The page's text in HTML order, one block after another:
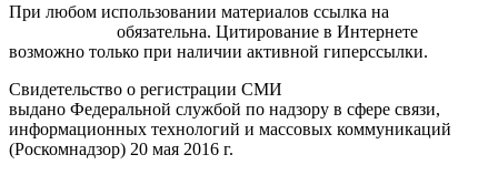
При любом использовании материалов ссылка на
обязательна. Цитирование в Интернете
возможно только при наличии активной гиперссылки.
Свидетельство о регистрации СМИ
выдано Федеральной службой по надзору в сфере связи,
информационных технологий и массовых коммуникаций
(Роскомнадзор) 20 мая 2016 г.